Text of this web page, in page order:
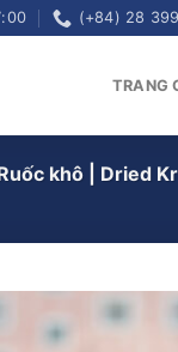
(+84) 28
TRANG
khô | Dried